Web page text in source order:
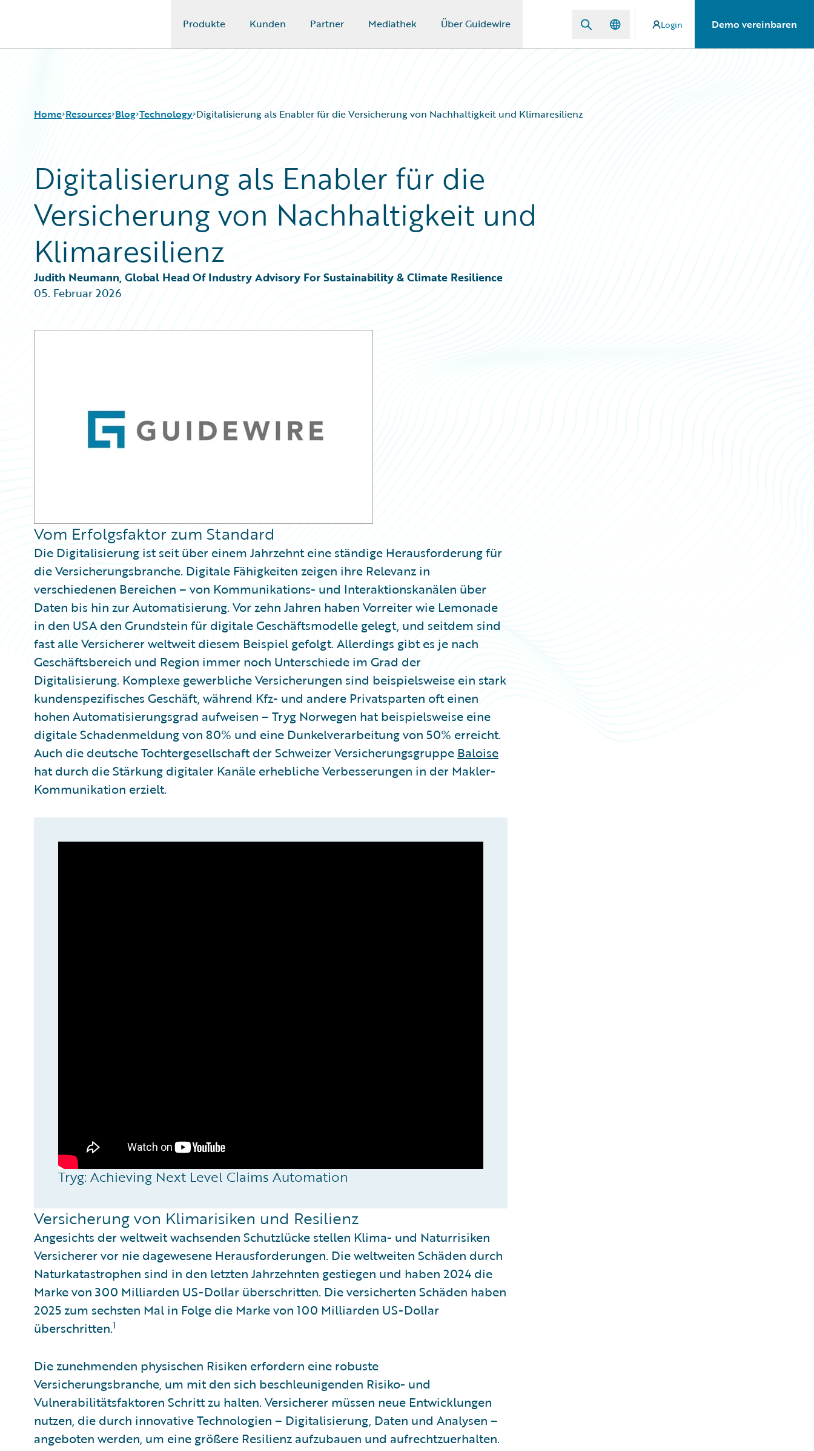
Produkte Kunden Partner Mediathek Über Guidewire Login Demo vereinbaren
Home Resources
Download Center
Guidewire Conversations
Podcasts
Blog
Insurance Technology FAQ
Blog
All Blog Posts
Best Practices
Careers
Customer Viewpoint
General Interest
Intelligent Experience
Partner Perspective
Technology
Technology Digitalisierung als Enabler für die Versicherung von Nachhaltigkeit und Klimaresilienz
Digitalisierung als Enabler für die
Versicherung von Nachhaltigkeit und
Klimaresilienz
Judith Neumann, Global Head Of Industry Advisory For Sustainability & Climate Resilience
05. Februar 2026
Vom Erfolgsfaktor zum Standard
Die Digitalisierung ist seit über einem Jahrzehnt eine ständige Herausforderung für
die Versicherungsbranche. Digitale Fähigkeiten zeigen ihre Relevanz in
verschiedenen Bereichen – von Kommunikations- und Interaktionskanälen über
Daten bis hin zur Automatisierung. Vor zehn Jahren haben Vorreiter wie Lemonade
in den USA den Grundstein für digitale Geschäftsmodelle gelegt, und seitdem sind
fast alle Versicherer weltweit diesem Beispiel gefolgt. Allerdings gibt es je nach
Geschäftsbereich und Region immer noch Unterschiede im Grad der
Digitalisierung. Komplexe gewerbliche Versicherungen sind beispielsweise ein stark
kundenspezifisches Geschäft, während Kfz- und andere Privatsparten oft einen
hohen Automatisierungsgrad aufweisen – Tryg Norwegen hat beispielsweise eine
digitale Schadenmeldung von 80% und eine Dunkelverarbeitung von 50% erreicht.
Auch die deutsche Tochtergesellschaft der Schweizer Versicherungsgruppe Baloise
hat durch die Stärkung digitaler Kanäle erhebliche Verbesserungen in der Makler-
Kommunikation erzielt.
Tryg: Achieving Next Level Claims Automation
Versicherung von Klimarisiken und Resilienz
Angesichts der weltweit wachsenden Schutzlücke stellen Klima- und Naturrisiken
Versicherer vor nie dagewesene Herausforderungen. Die weltweiten Schäden durch
Naturkatastrophen sind in den letzten Jahrzehnten gestiegen und haben 2024 die
Marke von 300 Milliarden US-Dollar überschritten. Die versicherten Schäden haben
2025 zum sechsten Mal in Folge die Marke von 100 Milliarden US-Dollar
überschritten.1
Die zunehmenden physischen Risiken erfordern eine robuste
Versicherungsbranche, um mit den sich beschleunigenden Risiko- und
Vulnerabilitätsfaktoren Schritt zu halten. Versicherer müssen neue Entwicklungen
nutzen, die durch innovative Technologien – Digitalisierung, Daten und Analysen –
angeboten werden, um eine größere Resilienz aufzubauen und aufrechtzuerhalten.